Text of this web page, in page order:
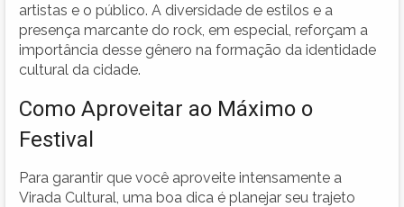
artistas e o público. A diversidade de estilos e a
presença marcante do rock, em especial, reforçam a
importância desse gênero na formação da identidade
cultural da cidade.
Como Aproveitar ao Máximo o
Festival
Para garantir que você aproveite intensamente a
Virada Cultural, uma boa dica é planejar seu trajeto